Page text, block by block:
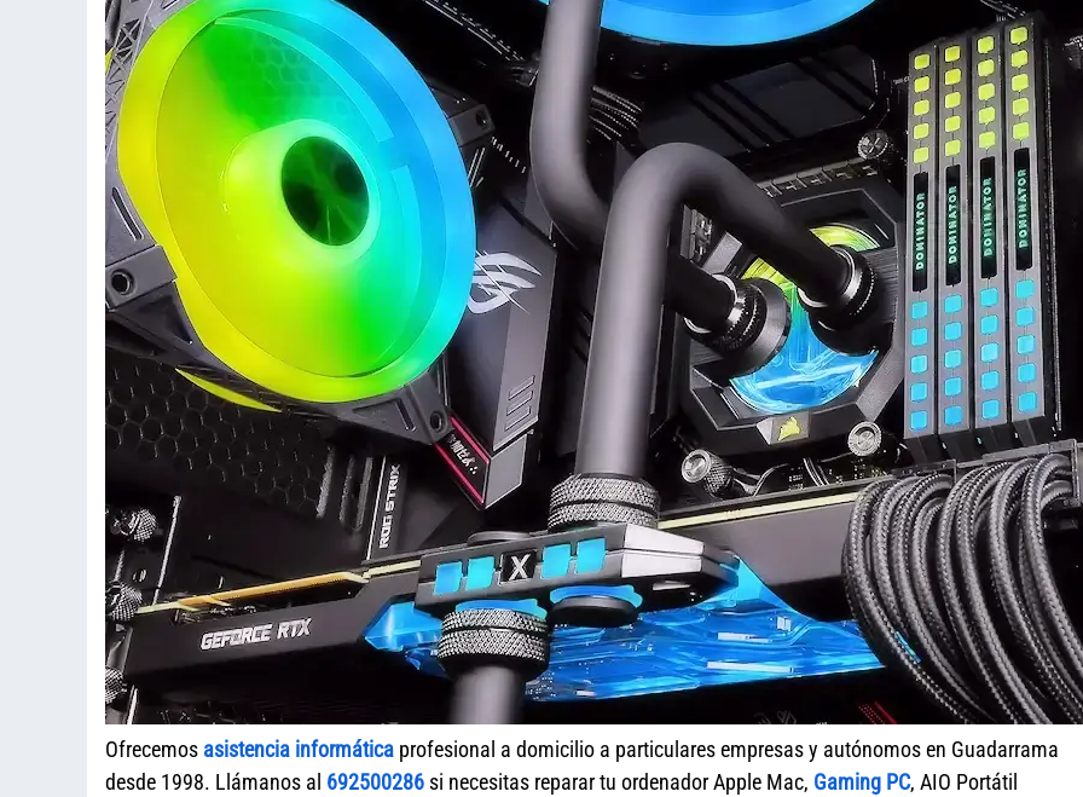
Ofrecemos asistencia informática profesional a domicilio a particulares empresas y autónomos en Guadarrama
desde 1998. Llámanos al 692500286 si necesitas reparar tu ordenador Apple Mac, Gaming PC, AIO Portátil